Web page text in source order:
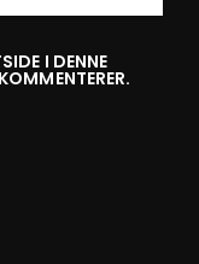
I DENNE